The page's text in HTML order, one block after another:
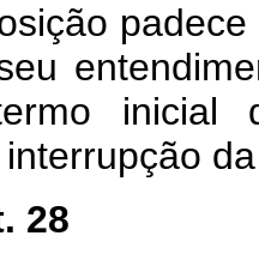
padece
inicial
28